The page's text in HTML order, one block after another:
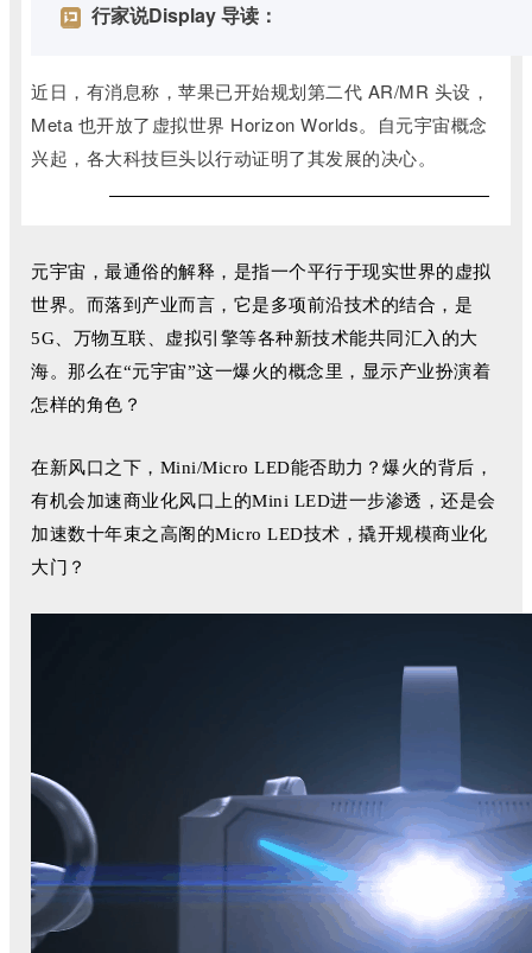
行家说Display 导读：
近日，有消息称，苹果已开始规划第二代 AR/MR 头设，
Meta 也开放了虚拟世界 Horizon Worlds。自元宇宙概念
兴起，各大科技巨头以行动证明了其发展的决心。
元宇宙，最通俗的解释，是指一个平行于现实世界的虚拟
世界。 而落到产业而言，它是多项前沿技术的结合，是
5G、万物互联、虚拟引擎等各种新技术能共同汇入的大
海。 那么在“元宇宙”这一爆火的概念里，显示产业扮演着
怎样的角色？
在新风口之下，Mini/Micro LED能否助力？爆火的背后，
有机会加速商业化风口上的Mini LED进一步渗透，还是会
加速数十年束之高阁的Micro LED技术，撬开规模商业化
大门？